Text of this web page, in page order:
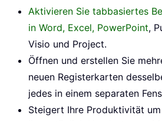
Aktivieren Sie tabbasiertes
in Word, Excel, PowerPoint,
Visio und Project.
Öffnen und erstellen Sie
neuen Registerkarten
jedes in einem separaten
Steigert Ihre Produktivität